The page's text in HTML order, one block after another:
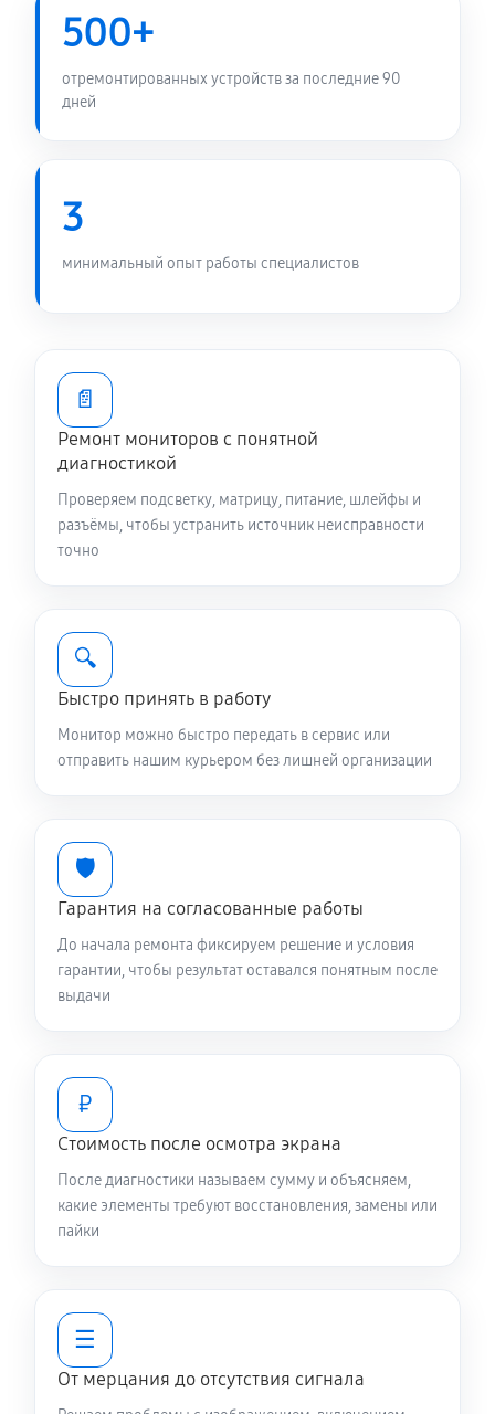
500+
отремонтированных устройств за последние 90
дней
3
минимальный опыт работы специалистов
📄
Ремонт мониторов с понятной
диагностикой
Проверяем подсветку, матрицу, питание, шлейфы и
разъёмы, чтобы устранить источник неисправности
точно
🔍
Быстро принять в работу
Монитор можно быстро передать в сервис или
отправить нашим курьером без лишней организации
🛡️
Гарантия на согласованные работы
До начала ремонта фиксируем решение и условия
гарантии, чтобы результат оставался понятным после
выдачи
₽
Стоимость после осмотра экрана
После диагностики называем сумму и объясняем,
какие элементы требуют восстановления, замены или
пайки
☰
От мерцания до отсутствия сигнала